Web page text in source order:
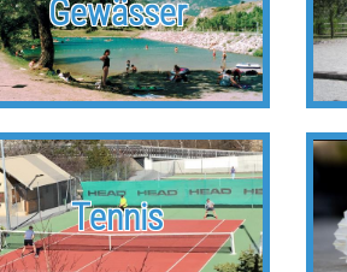
Gewässer
Tennis